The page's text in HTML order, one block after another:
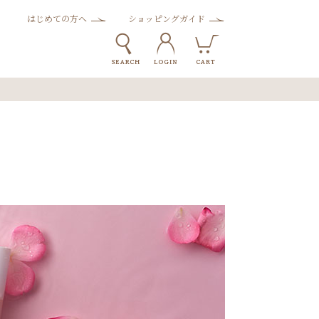
はじめての方へ ショッピングガイド